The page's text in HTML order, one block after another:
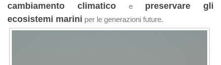
cambiamento climatico e preservare gli
ecosistemi marini per le generazioni future.